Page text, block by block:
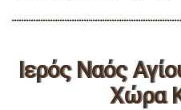
Ιερός Ναός
Χώρα